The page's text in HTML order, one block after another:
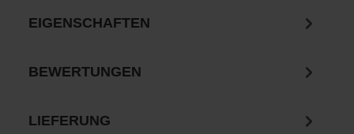
EIGENSCHAFTEN
BEWERTUNGEN
LIEFERUNG